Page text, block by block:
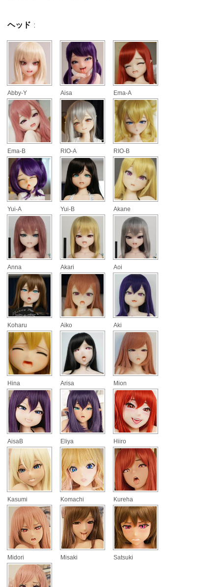
ヘッド :
Abby-Y Aisa Ema-A
Ema-B RIO-A RIO-B
Yui-A Yui-B Akane
Anna Akari Aoi
Koharu Aiko Aki
Hina Arisa Mion
AisaB Eliya Hiiro
Kasumi Komachi Kureha
Midori Misaki Satsuki